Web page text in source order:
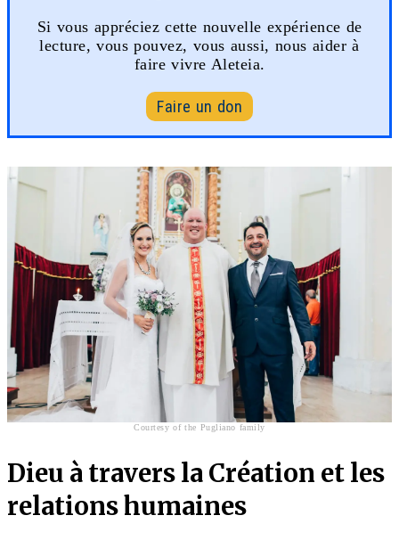
Si vous appréciez cette nouvelle expérience de
lecture, vous pouvez, vous aussi, nous aider à
faire vivre Aleteia.
Faire un don
Courtesy of the Pugliano family
Dieu à travers la Création et les
relations humaines